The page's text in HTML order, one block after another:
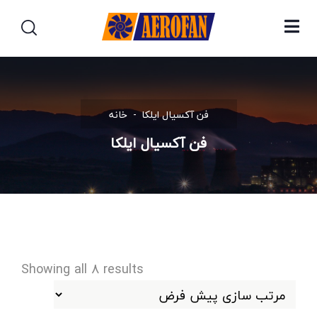
خانه فن آکسیال ایلکا
فن آکسیال ایلکا
Showing all 8 results